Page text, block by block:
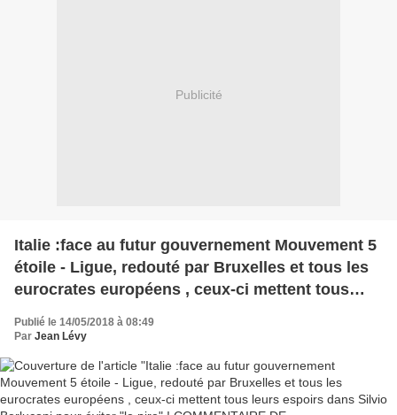
Publicité
Italie :face au futur gouvernement Mouvement 5
étoile - Ligue, redouté par Bruxelles et tous les
eurocrates européens , ceux-ci mettent tous
"le pire" ! COMMENTAIRE DE
Publié le 14/05/2018 à 08:49
Par Jean Lévy